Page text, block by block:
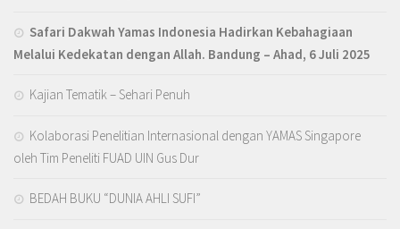
Safari Dakwah Yamas Indonesia Hadirkan Kebahagiaan
Melalui Kedekatan dengan Allah. Bandung – Ahad, 6 Juli 2025
Kajian Tematik – Sehari Penuh
Kolaborasi Penelitian Internasional dengan YAMAS Singapore
oleh Tim Peneliti FUAD UIN Gus Dur
BEDAH BUKU “DUNIA AHLI SUFI”